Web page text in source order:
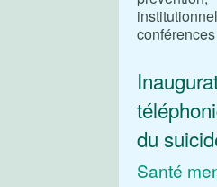
du
Santé